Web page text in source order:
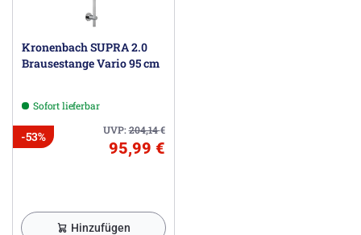
Kronenbach SUPRA 2.0
Brausestange Vario 95 cm
Sofort lieferbar
UVP:204,14€
-53%
95,99 €
Hinzufügen